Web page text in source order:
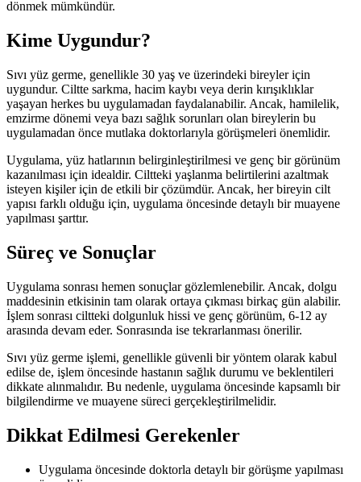
dönmek mümkündür.
Kime Uygundur?
Sıvı yüz germe, genellikle 30 yaş ve üzerindeki bireyler için
uygundur. Ciltte sarkma, hacim kaybı veya derin kırışıklıklar
yaşayan herkes bu uygulamadan faydalanabilir. Ancak, hamilelik,
emzirme dönemi veya bazı sağlık sorunları olan bireylerin bu
uygulamadan önce mutlaka doktorlarıyla görüşmeleri önemlidir.
Uygulama, yüz hatlarının belirginleştirilmesi ve genç bir görünüm
kazanılması için idealdir. Ciltteki yaşlanma belirtilerini azaltmak
isteyen kişiler için de etkili bir çözümdür. Ancak, her bireyin cilt
yapısı farklı olduğu için, uygulama öncesinde detaylı bir muayene
yapılması şarttır.
Süreç ve Sonuçlar
Uygulama sonrası hemen sonuçlar gözlemlenebilir. Ancak, dolgu
maddesinin etkisinin tam olarak ortaya çıkması birkaç gün alabilir.
İşlem sonrası ciltteki dolgunluk hissi ve genç görünüm, 6-12 ay
arasında devam eder. Sonrasında ise tekrarlanması önerilir.
Sıvı yüz germe işlemi, genellikle güvenli bir yöntem olarak kabul
edilse de, işlem öncesinde hastanın sağlık durumu ve beklentileri
dikkate alınmalıdır. Bu nedenle, uygulama öncesinde kapsamlı bir
bilgilendirme ve muayene süreci gerçekleştirilmelidir.
Dikkat Edilmesi Gerekenler
Uygulama öncesinde doktorla detaylı bir görüşme yapılması